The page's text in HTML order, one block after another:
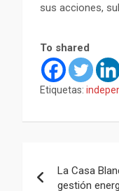
sus acciones,
To shared
Etiquetas:
de
La Casa
gestión